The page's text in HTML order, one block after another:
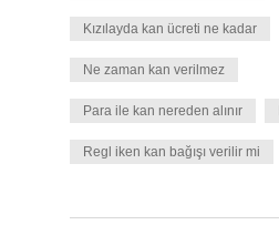
Kızılayda kan ücreti ne kadar
Ne zaman kan verilmez
Para ile kan nereden alınır
Regl iken kan bağışı verilir mi